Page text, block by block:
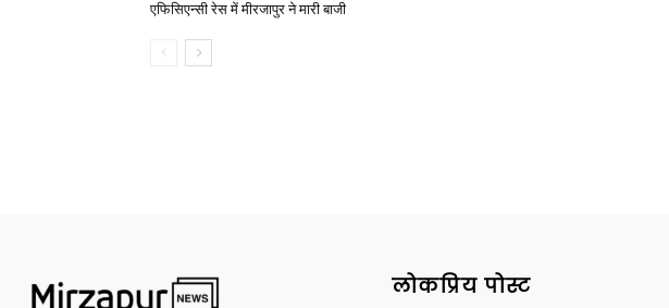
एफिसिएन्सी रेस में मीरजापुर ने मारी बाजी
लोकप्रिय पोस्ट